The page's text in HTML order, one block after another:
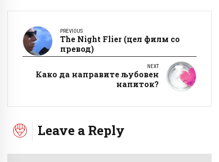
PREVIOUS
The Night Flier (цел филм со
превод)
NEXT
Како да направите љубовен
напиток?
Leave a Reply